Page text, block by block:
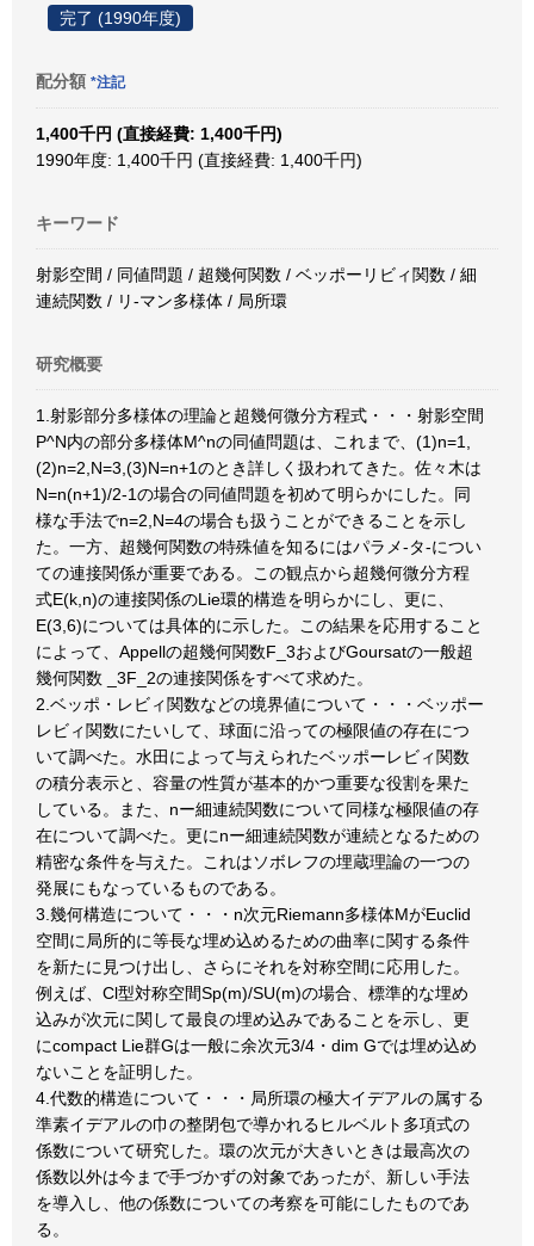
完了 (1990年度)
配分額 *注記
1,400千円 (直接経費: 1,400千円)
1990年度: 1,400千円 (直接経費: 1,400千円)
キーワード
射影空間 / 同値問題 / 超幾何関数 / ベッポーリビィ関数 / 細
連続関数 / リ-マン多様体 / 局所環
研究概要
1.射影部分多様体の理論と超幾何微分方程式・・・射影空間
P^N内の部分多様体M^nの同値問題は、これまで、(1)n=1,
(2)n=2,N=3,(3)N=n+1のとき詳しく扱われてきた。佐々木は
N=n(n+1)/2-1の場合の同値問題を初めて明らかにした。同
様な手法でn=2,N=4の場合も扱うことができることを示し
た。一方、超幾何関数の特殊値を知るにはパラメ-タ-につい
ての連接関係が重要である。この観点から超幾何微分方程
式E(k,n)の連接関係のLie環的構造を明らかにし、更に、
E(3,6)については具体的に示した。この結果を応用すること
によって、Appellの超幾何関数F_3およびGoursatの一般超
幾何関数 _3F_2の連接関係をすべて求めた。
2.ベッポ・レビィ関数などの境界値について・・・ベッポー
レビィ関数にたいして、球面に沿っての極限値の存在につ
いて調べた。水田によって与えられたベッポーレビィ関数
の積分表示と、容量の性質が基本的かつ重要な役割を果た
している。また、nー細連続関数について同様な極限値の存
在について調べた。更にnー細連続関数が連続となるための
精密な条件を与えた。これはソボレフの埋蔵理論の一つの
発展にもなっているものである。
3.幾何構造について・・・n次元Riemann多様体MがEuclid
空間に局所的に等長な埋め込めるための曲率に関する条件
を新たに見つけ出し、さらにそれを対称空間に応用した。
例えば、Cl型対称空間Sp(m)/SU(m)の場合、標準的な埋め
込みが次元に関して最良の埋め込みであることを示し、更
にcompact Lie群Gは一般に余次元3/4・dim Gでは埋め込め
ないことを証明した。
4.代数的構造について・・・局所環の極大イデアルの属する
準素イデアルの巾の整閉包で導かれるヒルベルト多項式の
係数について研究した。環の次元が大きいときは最高次の
係数以外は今まで手づかずの対象であったが、新しい手法
を導入し、他の係数についての考察を可能にしたものであ
る。